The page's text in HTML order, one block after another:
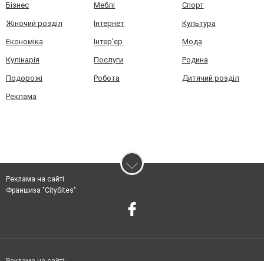
Бізнес Меблі Спорт
Жіночий розділ Інтернет Культура
Економіка Інтер'єр Мода
Кулінарія Послуги Родина
Подорожі Робота Дитячий розділ
Реклама
Реклама на сайті
Франшиза "CitySites"